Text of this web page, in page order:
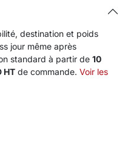
destination et poids
jour même après
standard à partir de 10
HT de commande. Voir les